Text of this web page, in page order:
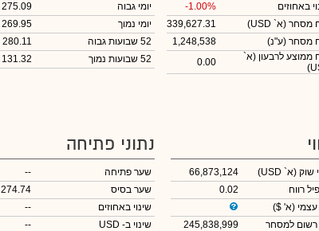
באחוזים
-1.00%
מסחר (א` USD)
339,627.31
מסחר (ע"נ)
1,248,538
ממוצע לרבעון (א`
0.00
יומי גבוה
275.09
יומי נמוך
269.95
52 שבועות גבוה
280.11
52 שבועות נמוך
131.32
שוק (א` USD)
66,873,124
רווח
0.02
עצמי (א' $)
רשום למסחר
245,838,999
נתוני פתיחה
שער פתיחה
--
שער בסיס
274.74
שינוי באחוזים
--
שינוי ב- USD
--